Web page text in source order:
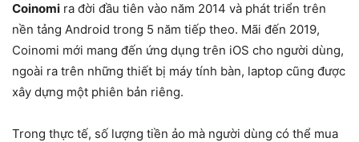
Coinomi ra đời đầu tiên vào năm 2014 và phát triển trên
nền tảng Android trong 5 năm tiếp theo. Mãi đến 2019,
Coinomi mới mang đến ứng dụng trên iOS cho người dùng,
ngoài ra trên những thiết bị máy tính bàn, laptop cũng được
xây dựng một phiên bản riêng.
Trong thực tế, số lượng tiền ảo mà người dùng có thể mua